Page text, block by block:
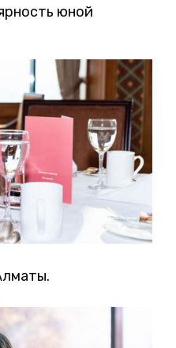
юной